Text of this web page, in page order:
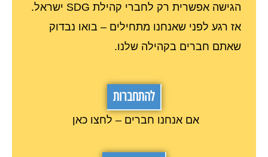
הגישה אפשרית רק לחברי קהילת SDG ישראל.
אז רגע לפני שאנחנו מתחילים – בואו נבדוק
שאתם חברים בקהילה שלנו.
להתחברות
אם אנחנו חברים – לחצו כאן